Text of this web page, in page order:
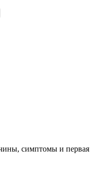
симптомы и первая